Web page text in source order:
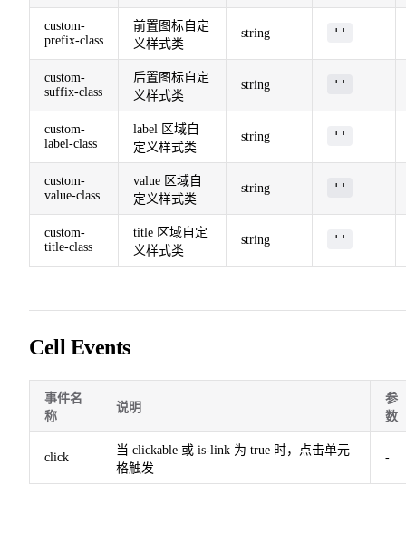
custom-
prefix-class
前置图标自定
义样式类
string ''
custom-
suffix-class
后置图标自定
义样式类
string ''
custom-
label-class
label 区域自
定义样式类
string ''
custom-
value-class
value 区域自
定义样式类
string ''
custom-
title-class
title 区域自定
义样式类
string ''
Cell Events
事件名
称
说明
参
数
click
当 clickable 或 is-link 为 true 时，点击单元
格触发
-